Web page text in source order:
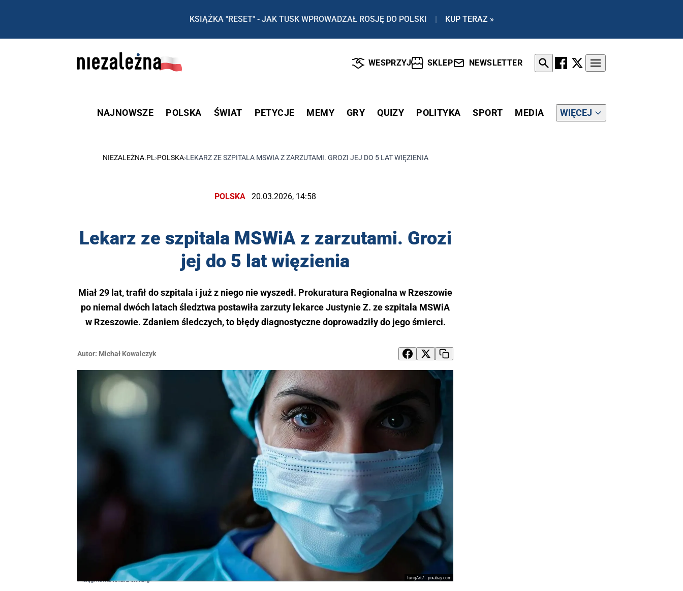
KSIĄŻKA "RESET" - JAK TUSK WPROWADZAŁ ROSJĘ DO POLSKI | KUP TERAZ »
WESPRZYJ SKLEP NEWSLETTER
NAJNOWSZE POLSKA ŚWIAT PETYCJE MEMY GRY QUIZY POLITYKA SPORT MEDIA WIĘCEJ
NIEZALEŻNA.PL ›POLSKA›LEKARZ ZE SZPITALA MSWIA Z ZARZUTAMI. GROZI JEJ DO 5 LAT WIĘZIENIA
POLSKA 20.03.2026, 14:58
Lekarz ze szpitala MSWiA z zarzutami. Grozi
jej do 5 lat więzienia
Miał 29 lat, trafił do szpitala i już z niego nie wyszedł. Prokuratura Regionalna w Rzeszowie
po niemal dwóch latach śledztwa postawiła zarzuty lekarce Justynie Z. ze szpitala MSWiA
w Rzeszowie. Zdaniem śledczych, to błędy diagnostyczne doprowadziły do jego śmierci.
Autor: Michał Kowalczyk
TungArt7 - pixabay.com
Pielęgniarka lekarz chirurg